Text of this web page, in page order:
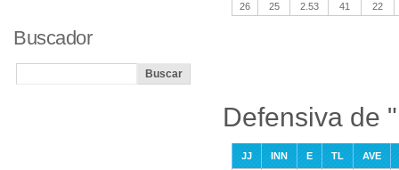
26
25 2.53 41 22
Defensiva de
JJ INN E TL
AVE
Buscador